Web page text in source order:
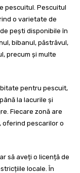
pescuitul. Pescuitul
o varietate de
pești disponibile în
bibanul, păstrăvul,
precum și multe
pentru pescuit,
la lacurile și
Fiecare zonă are
oferind pescarilor o
să aveți o licență de
locale. În